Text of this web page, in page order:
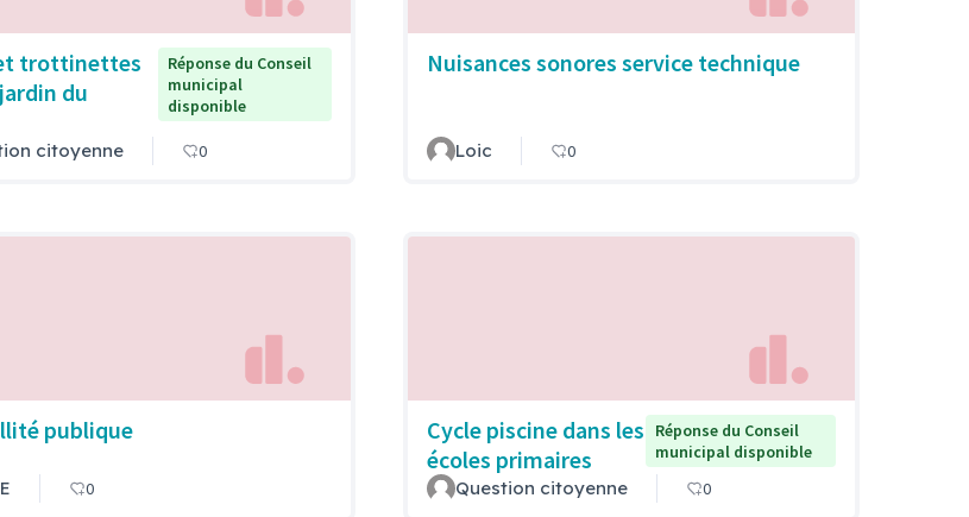
trottinettes
du
Réponse du Conseil
municipal
disponible
citoyenne 0
Nuisances sonores service technique
Loic 0
publique
0
Cycle piscine dans les
écoles primaires
Réponse du Conseil
municipal disponible
Question citoyenne 0